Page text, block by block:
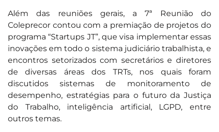
Além das reuniões gerais, a 7ª Reunião do
Coleprecor contou com a premiação de projetos do
programa “Startups JT”, que visa implementar essas
inovações em todo o sistema judiciário trabalhista, e
encontros setorizados com secretários e diretores
de diversas áreas dos TRTs, nos quais foram
discutidos sistemas de monitoramento de
desempenho, estratégias para o futuro da Justiça
do Trabalho, inteligência artificial, LGPD, entre
outros temas.